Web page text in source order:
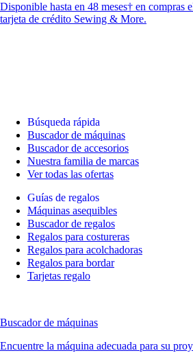
Disponible hasta en 48 meses† en compras
tarjeta de crédito Sewing & More.
Búsqueda rápida
Buscador de máquinas
Buscador de accesorios
Nuestra familia de marcas
Ver todas las ofertas
Guías de regalos
Máquinas asequibles
Buscador de regalos
Regalos para costureras
Regalos para acolchadoras
Regalos para bordar
Tarjetas regalo
Buscador de máquinas
Encuentre la máquina adecuada para su